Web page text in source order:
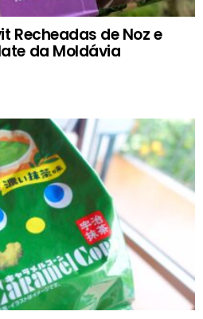
Recheadas de Noz e
da Moldávia